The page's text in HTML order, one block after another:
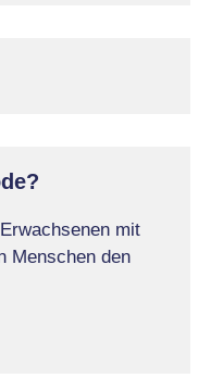
mit
Menschen den